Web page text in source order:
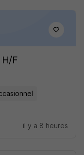
F
il y a 8 heures